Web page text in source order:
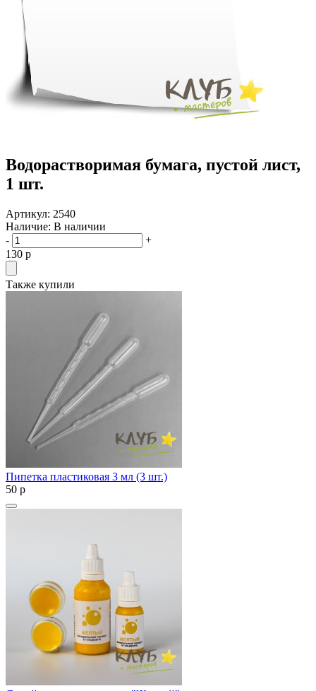
Водорастворимая бумага, пустой лист,
1 шт.
Артикул: 2540
Наличие: В наличии
-
+
130 p
Также купили
Пипетка пластиковая 3 мл (3 шт.)
50 p